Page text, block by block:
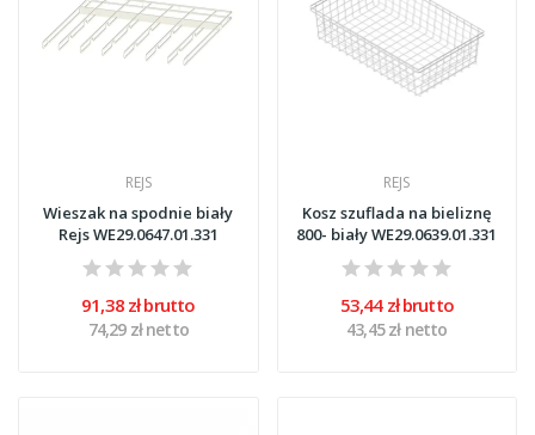
REJS
Wieszak na spodnie biały
Rejs WE29.0647.01.331
91,38 zł brutto
74,29 zł netto
REJS
Kosz szuflada na bieliznę
800- biały WE29.0639.01.331
53,44 zł brutto
43,45 zł netto